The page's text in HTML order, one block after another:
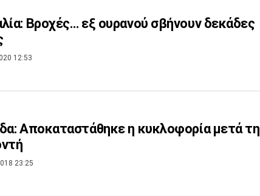
Βροχές… εξ ουρανού σβήνουν δεκάδες
12:53
Αποκαταστάθηκε η κυκλοφορία μετά τη
23:25